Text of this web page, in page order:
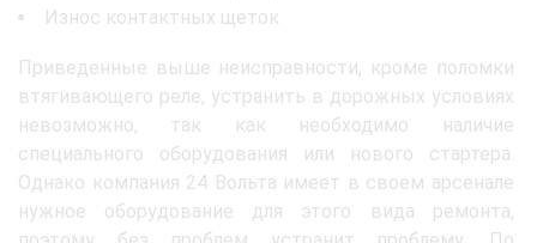
Износ контактных щеток
Приведенные выше неисправности, кроме поломки
втягивающего реле, устранить в дорожных условиях
невозможно, так как необходимо наличие
специального оборудования или нового стартера.
Однако компания 24 Вольта имеет в своем арсенале
нужное оборудование для этого вида ремонта,